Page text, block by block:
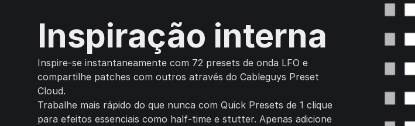
Inspiração interna
Inspire-se instantaneamente com 72 presets de onda LFO e
compartilhe patches com outros através do Cableguys Preset
Cloud.
Trabalhe mais rápido do que nunca com Quick Presets de 1 clique
para efeitos essenciais como half-time e stutter. Apenas adicione